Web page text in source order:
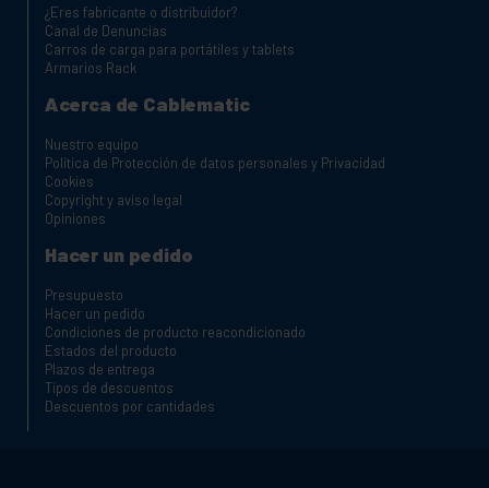
¿Eres fabricante o distribuidor?
Canal de Denuncias
Carros de carga para portátiles y tablets
Armarios Rack
Acerca de Cablematic
Nuestro equipo
Política de Protección de datos personales y Privacidad
Cookies
Copyright y aviso legal
Opiniones
Hacer un pedido
Presupuesto
Hacer un pedido
Condiciones de producto reacondicionado
Estados del producto
Plazos de entrega
Tipos de descuentos
Descuentos por cantidades